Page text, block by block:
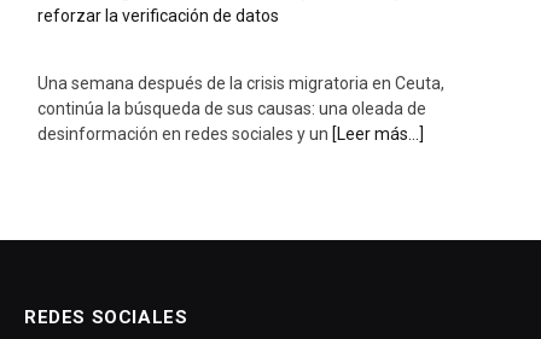
Una semana después de la crisis migratoria en Ceuta,
continúa la búsqueda de sus causas: una oleada de
desinformación en redes sociales y un [Leer más...]
REDES SOCIALES